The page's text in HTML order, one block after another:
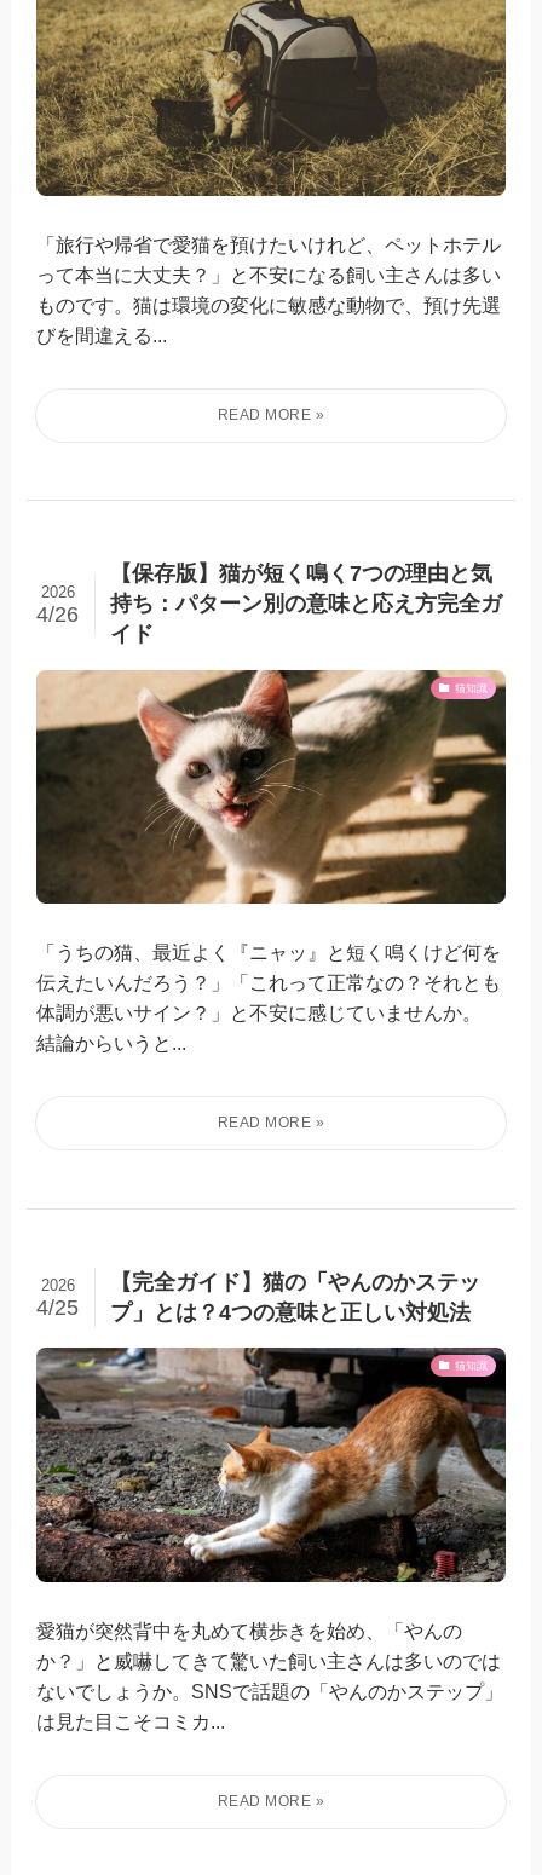
「旅行や帰省で愛猫を預けたいけれど、ペットホテル
って本当に大丈夫？」と不安になる飼い主さんは多い
ものです。猫は環境の変化に敏感な動物で、預け先選
びを間違える...
【保存版】猫が短く鳴く7つの理由と気
持ち：パターン別の意味と応え方完全ガ
イド
2026
4/26
猫知識
「うちの猫、最近よく『ニャッ』と短く鳴くけど何を
伝えたいんだろう？」「これって正常なの？それとも
体調が悪いサイン？」と不安に感じていませんか。
結論からいうと...
【完全ガイド】猫の「やんのかステッ
プ」とは？4つの意味と正しい対処法
2026
4/25
猫知識
愛猫が突然背中を丸めて横歩きを始め、「やんの
か？」と威嚇してきて驚いた飼い主さんは多いのでは
ないでしょうか。SNSで話題の「やんのかステップ」
は見た目こそコミカ...